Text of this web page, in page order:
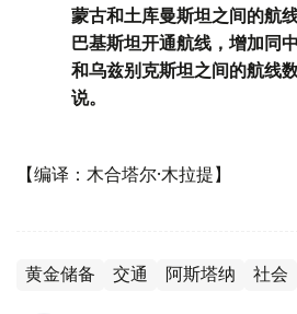
蒙古和土库曼斯坦之间的航
巴基斯坦开通航线，增加同
和乌兹别克斯坦之间的航线
说。
【编译：木合塔尔·木拉提】
黄金储备 交通 阿斯塔纳 社会